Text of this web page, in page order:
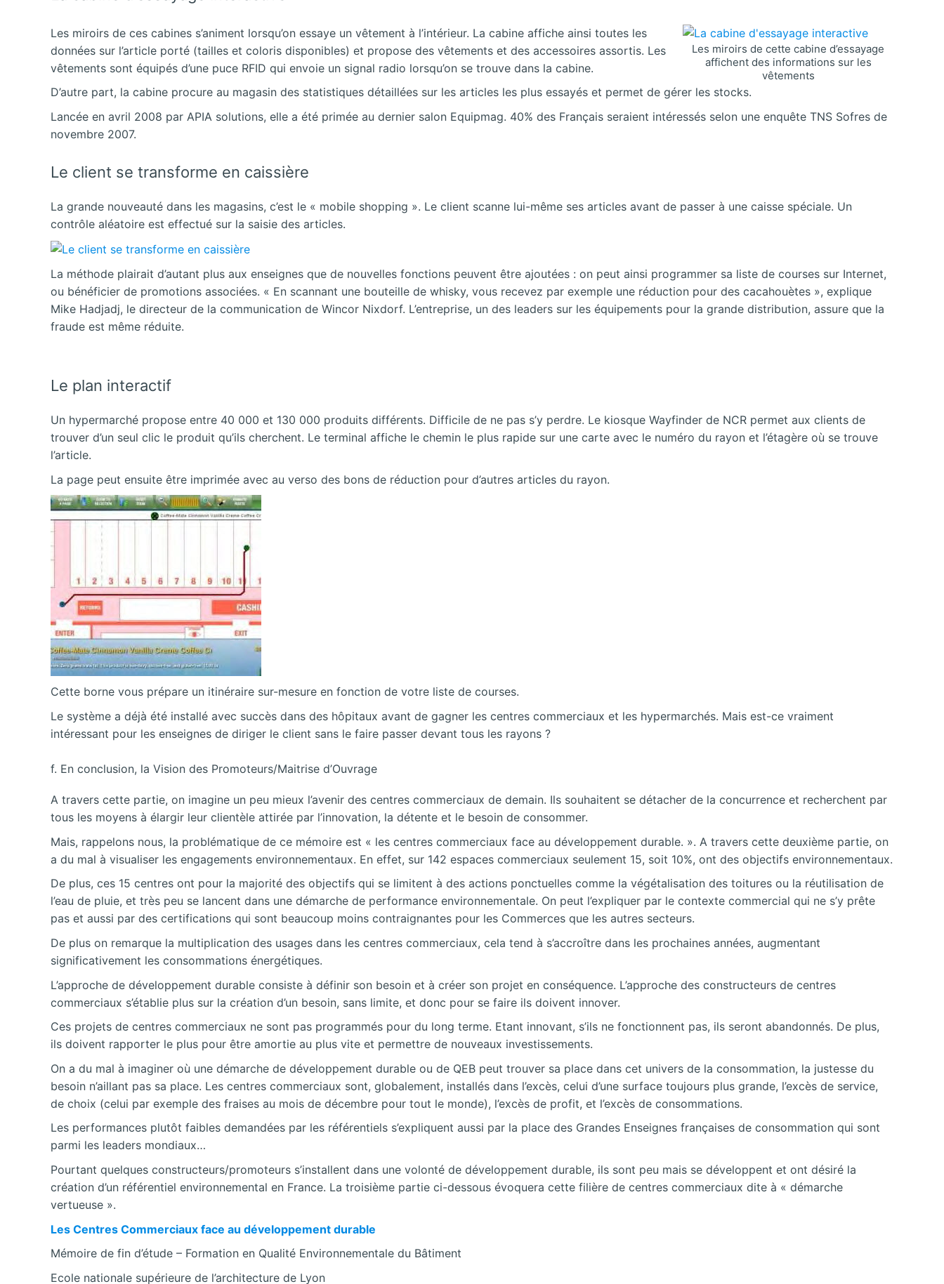
Les miroirs de cette cabine d’essayage
affichent des informations sur les
vêtements
Les miroirs de ces cabines s’animent lorsqu’on essaye un vêtement à l’intérieur. La cabine affiche ainsi toutes les
données sur l’article porté (tailles et coloris disponibles) et propose des vêtements et des accessoires assortis. Les
vêtements sont équipés d’une puce RFID qui envoie un signal radio lorsqu’on se trouve dans la cabine.
D’autre part, la cabine procure au magasin des statistiques détaillées sur les articles les plus essayés et permet de gérer les stocks.
Lancée en avril 2008 par APIA solutions, elle a été primée au dernier salon Equipmag. 40% des Français seraient intéressés selon une enquête TNS Sofres de
novembre 2007.
Le client se transforme en caissière
La grande nouveauté dans les magasins, c’est le « mobile shopping ». Le client scanne lui-même ses articles avant de passer à une caisse spéciale. Un
contrôle aléatoire est effectué sur la saisie des articles.
La méthode plairait d’autant plus aux enseignes que de nouvelles fonctions peuvent être ajoutées : on peut ainsi programmer sa liste de courses sur Internet,
ou bénéficier de promotions associées. « En scannant une bouteille de whisky, vous recevez par exemple une réduction pour des cacahouètes », explique
Mike Hadjadj, le directeur de la communication de Wincor Nixdorf. L’entreprise, un des leaders sur les équipements pour la grande distribution, assure que la
fraude est même réduite.
Le plan interactif
Un hypermarché propose entre 40 000 et 130 000 produits différents. Difficile de ne pas s’y perdre. Le kiosque Wayfinder de NCR permet aux clients de
trouver d’un seul clic le produit qu’ils cherchent. Le terminal affiche le chemin le plus rapide sur une carte avec le numéro du rayon et l’étagère où se trouve
l’article.
La page peut ensuite être imprimée avec au verso des bons de réduction pour d’autres articles du rayon.
Cette borne vous prépare un itinéraire sur-mesure en fonction de votre liste de courses.
Le système a déjà été installé avec succès dans des hôpitaux avant de gagner les centres commerciaux et les hypermarchés. Mais est-ce vraiment
intéressant pour les enseignes de diriger le client sans le faire passer devant tous les rayons ?
f. En conclusion, la Vision des Promoteurs/Maitrise d’Ouvrage
A travers cette partie, on imagine un peu mieux l’avenir des centres commerciaux de demain. Ils souhaitent se détacher de la concurrence et recherchent par
tous les moyens à élargir leur clientèle attirée par l’innovation, la détente et le besoin de consommer.
Mais, rappelons nous, la problématique de ce mémoire est « les centres commerciaux face au développement durable. ». A travers cette deuxième partie, on
a du mal à visualiser les engagements environnementaux. En effet, sur 142 espaces commerciaux seulement 15, soit 10%, ont des objectifs environnementaux.
De plus, ces 15 centres ont pour la majorité des objectifs qui se limitent à des actions ponctuelles comme la végétalisation des toitures ou la réutilisation de
l’eau de pluie, et très peu se lancent dans une démarche de performance environnementale. On peut l’expliquer par le contexte commercial qui ne s’y prête
pas et aussi par des certifications qui sont beaucoup moins contraignantes pour les Commerces que les autres secteurs.
De plus on remarque la multiplication des usages dans les centres commerciaux, cela tend à s’accroître dans les prochaines années, augmentant
significativement les consommations énergétiques.
L’approche de développement durable consiste à définir son besoin et à créer son projet en conséquence. L’approche des constructeurs de centres
commerciaux s’établie plus sur la création d’un besoin, sans limite, et donc pour se faire ils doivent innover.
Ces projets de centres commerciaux ne sont pas programmés pour du long terme. Etant innovant, s’ils ne fonctionnent pas, ils seront abandonnés. De plus,
ils doivent rapporter le plus pour être amortie au plus vite et permettre de nouveaux investissements.
On a du mal à imaginer où une démarche de développement durable ou de QEB peut trouver sa place dans cet univers de la consommation, la justesse du
besoin n’aillant pas sa place. Les centres commerciaux sont, globalement, installés dans l’excès, celui d’une surface toujours plus grande, l’excès de service,
de choix (celui par exemple des fraises au mois de décembre pour tout le monde), l’excès de profit, et l’excès de consommations.
Les performances plutôt faibles demandées par les référentiels s’expliquent aussi par la place des Grandes Enseignes françaises de consommation qui sont
parmi les leaders mondiaux…
Pourtant quelques constructeurs/promoteurs s’installent dans une volonté de développement durable, ils sont peu mais se développent et ont désiré la
création d’un référentiel environnemental en France. La troisième partie ci-dessous évoquera cette filière de centres commerciaux dite à « démarche
vertueuse ».
Les Centres Commerciaux face au développement durable
Mémoire de fin d’étude – Formation en Qualité Environnementale du Bâtiment
Ecole nationale supérieure de l’architecture de Lyon